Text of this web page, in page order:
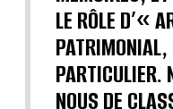
LE RÔLE D’«
PARTICULIER.
NOUS DE